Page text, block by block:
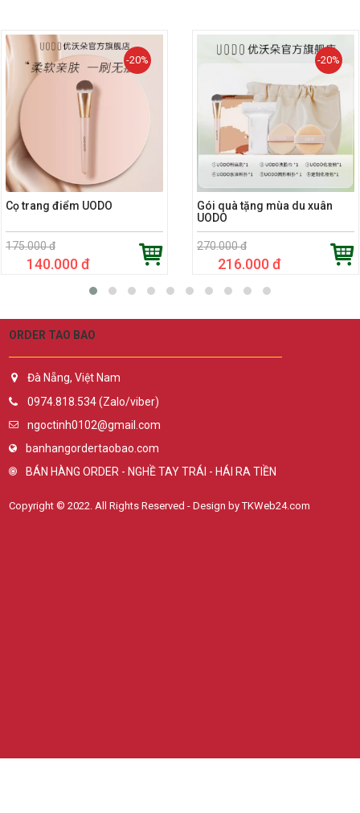
-20%
Cọ trang điểm UODO
175.000 đ
140.000 đ
-20%
Gói quà tặng mùa du xuân
UODO
270.000 đ
216.000 đ
ORDER TAO BAO
Đà Nẵng, Việt Nam
0974.818.534 (Zalo/viber)
ngoctinh0102@gmail.com
banhangordertaobao.com
BÁN HÀNG ORDER - NGHỀ TAY TRÁI - HÁI RA TIỀN
Copyright © 2022. All Rights Reserved - Design by TKWeb24.com